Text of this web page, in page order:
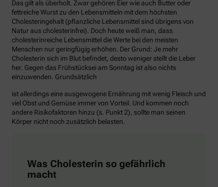
Das gilt als überholt. Zwar gehören Eier wie auch Butter oder
fettreiche Wurst zu den Lebensmitteln mit dem höchsten
Cholesteringehalt (pflanzliche Lebensmittel sind übrigens von
Natur aus cholesterinfrei). Doch heute weiß man, dass
cholesterinreiche Lebensmittel die Werte bei den meisten
Menschen nur geringfügig erhöhen. Der Grund: Je mehr
Cholesterin sich im Blut befindet, desto weniger stellt die Leber
her. Gegen das Frühstücksei am Sonntag ist also nichts
einzuwenden. Grundsätzlich
ist allerdings eine ausgewogene Ernährung mit wenig Fleisch und
viel Obst und Gemüse immer von Vorteil. Und kommen noch
andere Risikofaktoren hinzu (s. Punkt 2), sollte man seinen
Körper nicht noch zusätzlich belasten.
Was Cholesterin so gefährlich
macht